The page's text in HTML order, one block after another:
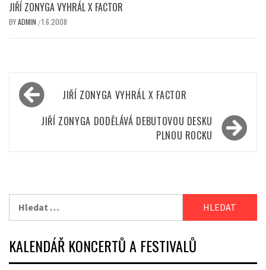
JIŘÍ ZONYGA VYHRÁL X FACTOR
BYADMIN /1.6.2008
Navigace
pro
příspěvek
JIŘÍ ZONYGA VYHRÁL X FACTOR
JIŘÍ ZONYGA DODĚLÁVÁ DEBUTOVOU DESKU
PLNOU ROCKU
KALENDÁŘ KONCERTŮ A FESTIVALŮ